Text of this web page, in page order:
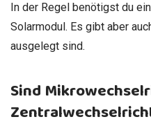
In der Regel benötigst du
Solarmodul. Es gibt aber
ausgelegt sind.
Sind